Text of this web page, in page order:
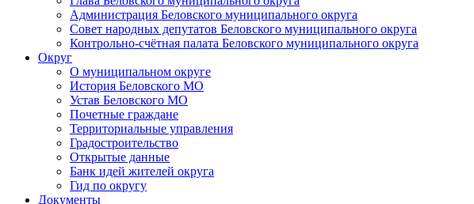
Администрация Беловского муниципального округа
Совет народных депутатов Беловского муниципального округа
Контрольно-счётная палата Беловского муниципального округа
Округ
О муниципальном округе
История Беловского МО
Устав Беловского МО
Почетные граждане
Территориальные управления
Градостроительство
Открытые данные
Банк идей жителей округа
Гид по округу
Документы